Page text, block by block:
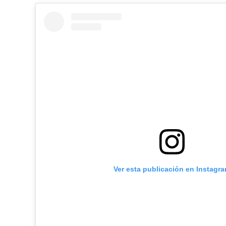
Ver esta publicación en